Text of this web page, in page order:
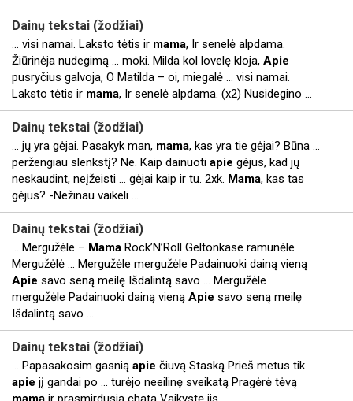
Dainų tekstai (žodžiai)
... visi namai. Laksto tėtis ir mama, Ir senelė alpdama.
Žiūrinėja nudegimą ... moki. Milda kol lovelę kloja, Apie
pusryčius galvoja, O Matilda – oi, miegalė ... visi namai.
Laksto tėtis ir mama, Ir senelė alpdama. (x2) Nusidegino ...
Dainų tekstai (žodžiai)
... jų yra gėjai. Pasakyk man, mama, kas yra tie gėjai? Būna ...
peržengiau slenkstį? Ne. Kaip dainuoti apie gėjus, kad jų
neskaudint, neįžeisti ... gėjai kaip ir tu. 2xk. Mama, kas tas
gėjus? -Nežinau vaikeli ...
Dainų tekstai (žodžiai)
... Mergužėle – Mama Rock’N’Roll Geltonkase ramunėle
Mergužėlė ... Mergužėle mergužėle Padainuoki dainą vieną
Apie savo seną meilę Išdalintą savo ... Mergužėle
mergužėle Padainuoki dainą vieną Apie savo seną meilę
Išdalintą savo ...
Dainų tekstai (žodžiai)
... Papasakosim gasnią apie čiuvą Staską Prieš metus tik
apie jį gandai po ... turėjo neeilinę sveikatą Pragėrė tėvą